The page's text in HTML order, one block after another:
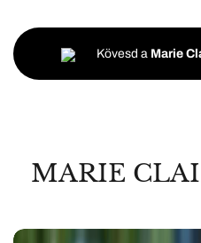
Kövesd a Marie
MARIE